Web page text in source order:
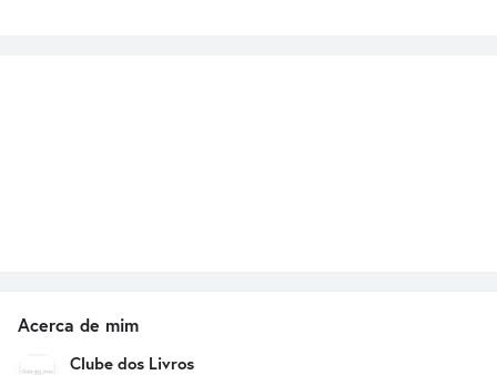
Acerca de mim
Clube dos Livros